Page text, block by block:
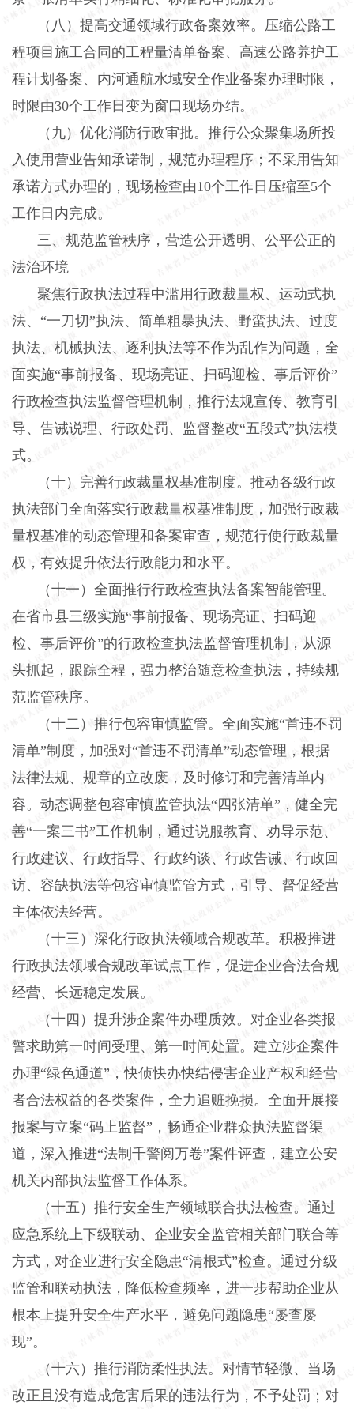
（八）提高交通领域行政备案效率。 压缩公路工
程项目施工合同的工程量清单备案、高速公路养护工
程计划备案、内河通航水域安全作业备案办理时限，
时限由30个工作日变为窗口现场办结。
（九）优化消防行政审批。 推行公众聚集场所投
入使用营业告知承诺制，规范办理程序；不采用告知
承诺方式办理的，现场检查由10个工作日压缩至5个
工作日内完成。
三、规范监管秩序，营造公开透明、公平公正的
法治环境
聚焦行政执法过程中滥用行政裁量权、运动式执
法、“一刀切”执法、简单粗暴执法、野蛮执法、过度
执法、机械执法、逐利执法等不作为乱作为问题，全
面实施“事前报备、现场亮证、扫码迎检、事后评价”
行政检查执法监督管理机制，推行法规宣传、教育引
导、告诫说理、行政处罚、监督整改“五段式”执法模
式。
（十）完善行政裁量权基准制度。 推动各级行政
执法部门全面落实行政裁量权基准制度，加强行政裁
量权基准的动态管理和备案审查，规范行使行政裁量
权，有效提升依法行政能力和水平。
（十一）全面推行行政检查执法备案智能管理。
在省市县三级实施“事前报备、现场亮证、扫码迎
检、事后评价”的行政检查执法监督管理机制，从源
头抓起，跟踪全程，强力整治随意检查执法，持续规
范监管秩序。
（十二）推行包容审慎监管。 全面实施“首违不罚
清单”制度，加强对“首违不罚清单”动态管理，根据
法律法规、规章的立改废，及时修订和完善清单内
容。动态调整包容审慎监管执法“四张清单”，健全完
善“一案三书”工作机制，通过说服教育、劝导示范、
行政建议、行政指导、行政约谈、行政告诫、行政回
访、容缺执法等包容审慎监管方式，引导、督促经营
主体依法经营。
（十三）深化行政执法领域合规改革。 积极推进
行政执法领域合规改革试点工作，促进企业合法合规
经营、长远稳定发展。
（十四）提升涉企案件办理质效。 对企业各类报
警求助第一时间受理、第一时间处置。建立涉企案件
办理“绿色通道”，快侦快办快结侵害企业产权和经营
者合法权益的各类案件，全力追赃挽损。全面开展接
报案与立案“码上监督”，畅通企业群众执法监督渠
道，深入推进“法制千警阅万卷”案件评查，建立公安
机关内部执法监督工作体系。
（十五）推行安全生产领域联合执法检查。 通过
应急系统上下级联动、企业安全监管相关部门联合等
方式，对企业进行安全隐患“清根式”检查。通过分级
监管和联动执法，降低检查频率，进一步帮助企业从
根本上提升安全生产水平，避免问题隐患“屡查屡
现”。
（十六）推行消防柔性执法。 对情节轻微、当场
改正且没有造成危害后果的违法行为，不予处罚；对